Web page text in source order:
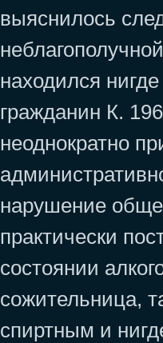
выяснилось
находился
гражданин К.
неоднократно
нарушение
практически
состоянии
сожительница,
спиртным и